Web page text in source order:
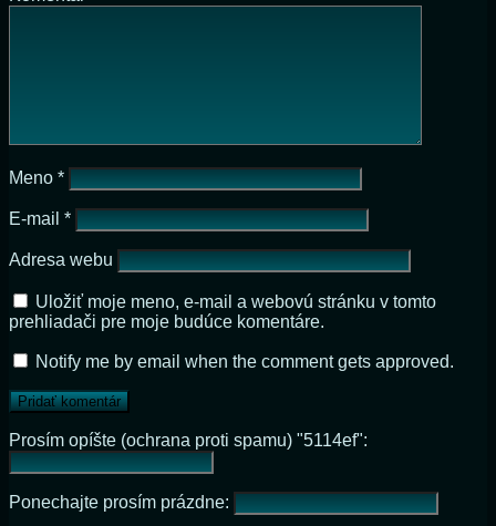
Meno *
E-mail *
Adresa webu
Uložiť moje meno, e-mail a webovú stránku v tomto
prehliadači pre moje budúce komentáre.
Notify me by email when the comment gets approved.
Prosím opíšte (ochrana proti spamu) "5114ef":
Ponechajte prosím prázdne: